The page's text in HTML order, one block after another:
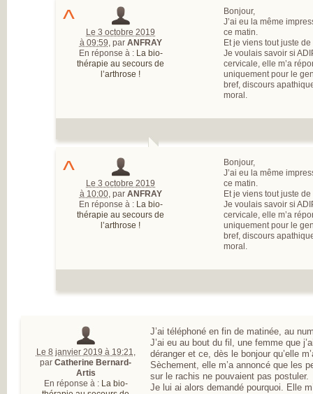
^
Le 3 octobre 2019
à 09:59, par ANFRAY
En réponse à : La bio-
thérapie au secours de
l’arthrose !
Bonjour,
J’ai eu la même
ce matin.
Et je viens tout juste
Je voulais savoir si
cervicale, elle m’a
uniquement pour le
bref, discours
moral.
^
Le 3 octobre 2019
à 10:00, par ANFRAY
En réponse à : La bio-
thérapie au secours de
l’arthrose !
Bonjour,
J’ai eu la même
ce matin.
Et je viens tout juste
Je voulais savoir si
cervicale, elle m’a
uniquement pour le
bref, discours
moral.
Le 8 janvier 2019 à 19:21,
par Catherine Bernard-
Artis
En réponse à : La bio-
J’ai téléphoné en fin de matinée, au
J’ai eu au bout du fil, une femme que
déranger et ce, dès le bonjour qu’elle
Sèchement, elle m’a annoncé que les
sur le rachis ne pouvaient pas postuler.
Je lui ai alors demandé pourquoi. Elle